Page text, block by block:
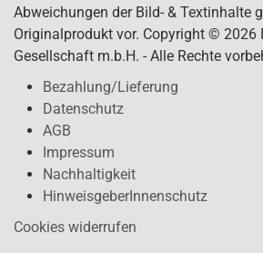
Abweichungen der Bild- & Textinhalte
Originalprodukt vor. Copyright © 2026
Gesellschaft m.b.H. - Alle Rechte
Bezahlung/Lieferung
Datenschutz
AGB
Impressum
Nachhaltigkeit
HinweisgeberInnenschutz
Cookies widerrufen